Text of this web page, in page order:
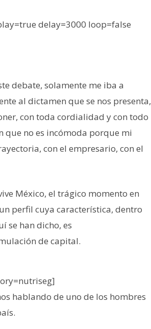
delay=3000 loop=false
debate, solamente me iba a
al dictamen que se nos presenta,
con toda cordialidad y con todo
que no es incómoda porque mi
con el empresario, con el
México, el trágico momento en
perfil cuya característica, dentro
se han dicho, es
de capital.
hablando de uno de los hombres